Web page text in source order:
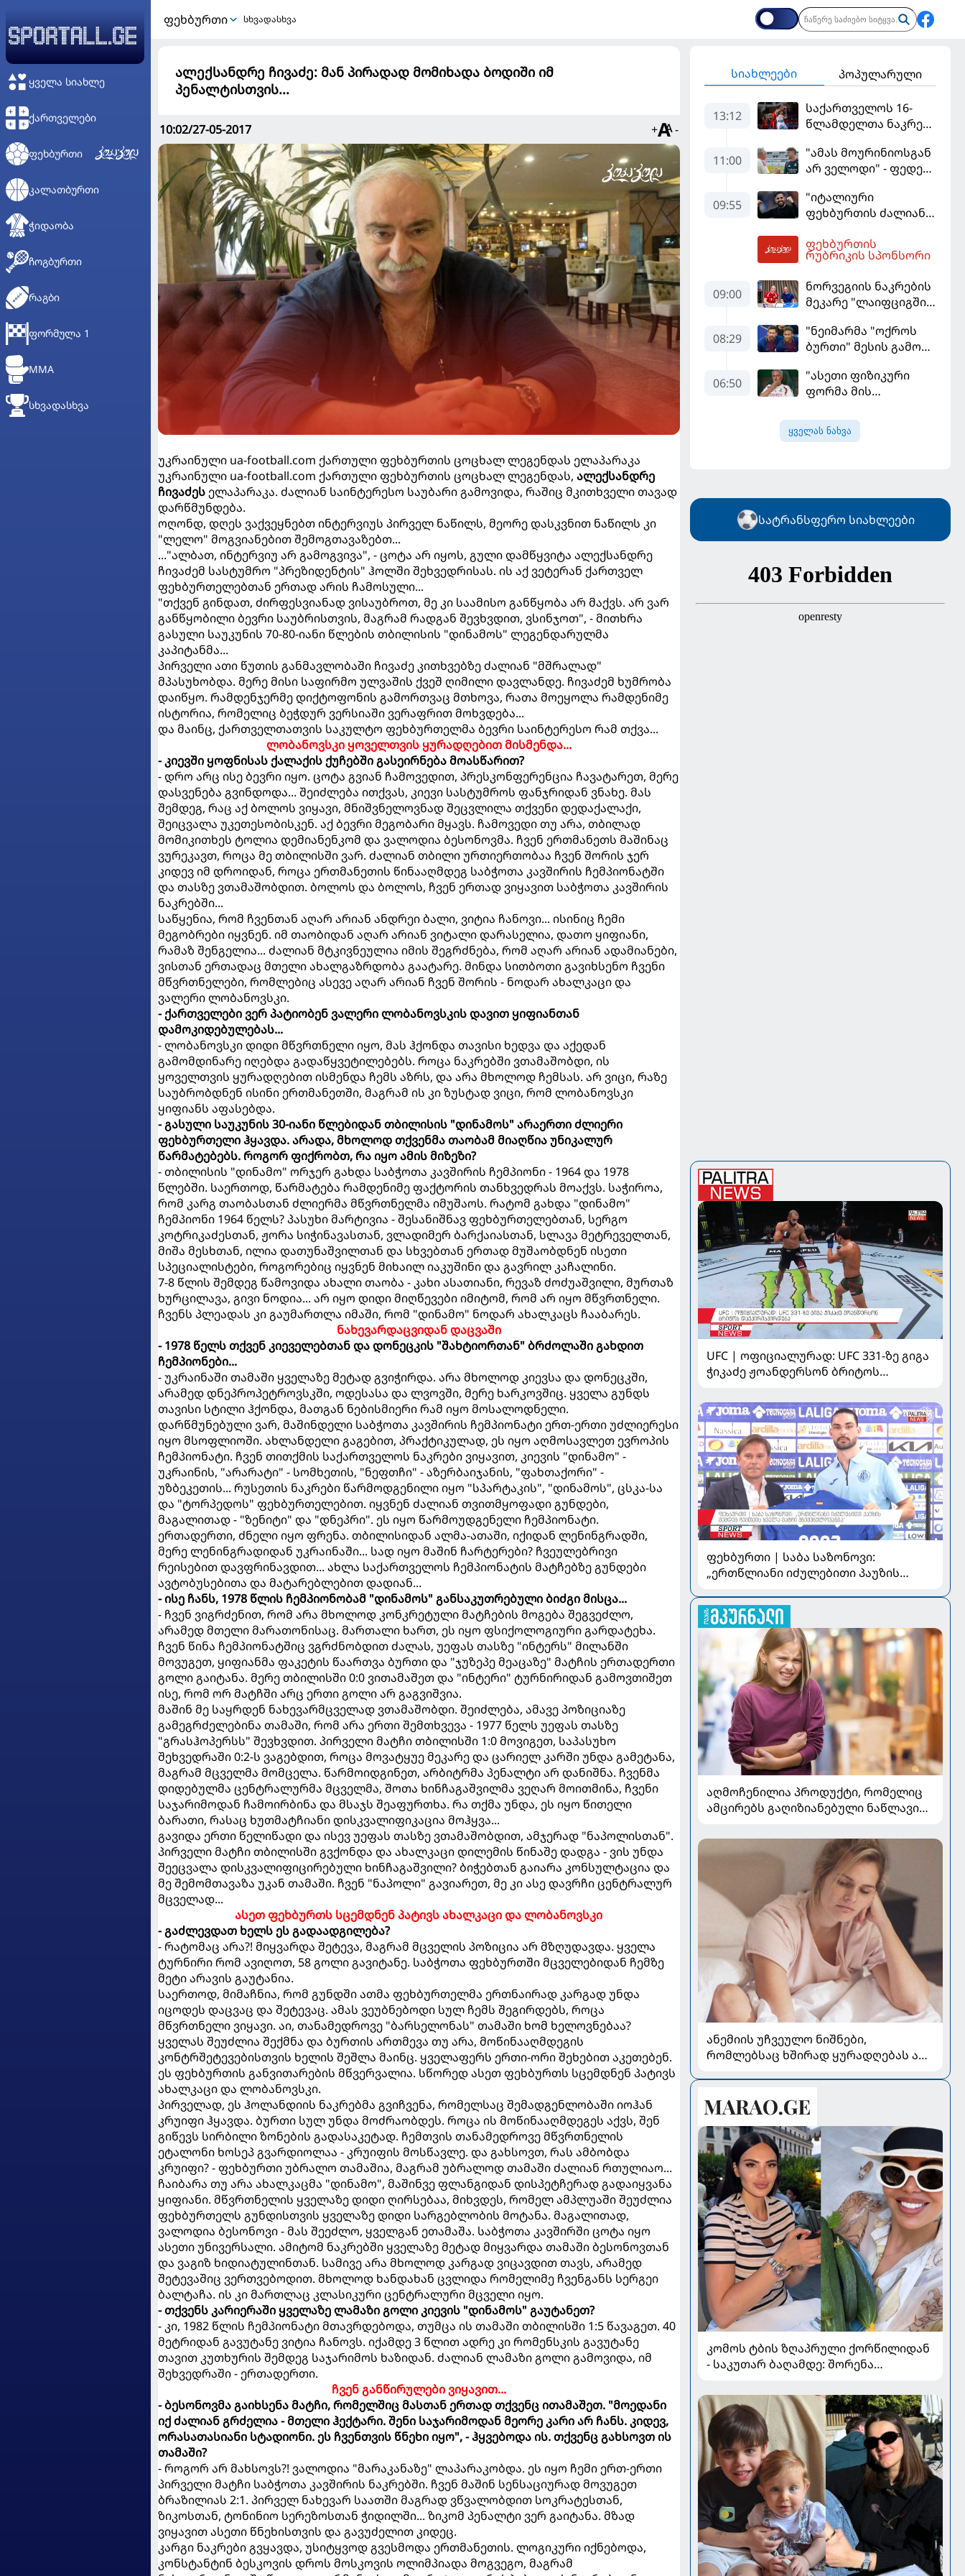
ᲧᲕᲔᲚᲐ ᲡᲘᲐᲮᲚᲔ
ᲥᲐᲠᲗᲕᲔᲚᲔᲑᲘ
ᲤᲔᲮᲑᲣᲠᲗᲘ
ᲙᲐᲚᲐᲗᲑᲣᲠᲗᲘ
ᲭᲘᲓᲐᲝᲑᲐ
ᲩᲝᲒᲑᲣᲠᲗᲘ
ᲠᲐᲒᲑᲘ
ᲤᲝᲠᲛᲣᲚᲐ 1
MMA
ᲡᲮᲕᲐᲓᲐᲡᲮᲕᲐ
ᲤᲔᲮᲑᲣᲠᲗᲘ სხვადასხვა
ალექსანდრე ჩივაძე: მან პირადად მომიხადა ბოდიში იმ
პენალტისთვის...
10:02/27-05-2017 + -
უკრაინული ua-football.com ქართული ფეხბურთის ცოცხალ ლეგენდას ელაპარაკა
უკრაინული ua-football.com ქართული ფეხბურთის ცოცხალ ლეგენდას, ალექსანდრე
ჩივაძესელაპარაკა. ძალიან საინტერესო საუბარი გამოვიდა, რაშიც მკითხველი თავად
დარწმუნდება.
ოღონდ, დღეს ვაქვეყნებთ ინტერვიუს პირველ ნაწილს, მეორე დასკვნით ნაწილს კი
"ლელო" მოგვიანებით შემოგთავაზებთ...
..."ალბათ, ინტერვიუ არ გამოგვივა", - ცოტა არ იყოს, გული დამწყვიტა ალექსანდრე
ჩივაძემ სასტუმრო "პრეზიდენტის" ჰოლში შეხვედრისას. ის აქ ვეტერან ქართველ
ფეხბურთელებთან ერთად არის ჩამოსული...
"თქვენ გინდათ, ძირფესვიანად ვისაუბროთ, მე კი საამისო განწყობა არ მაქვს. არ ვარ
განწყობილი ბევრი საუბრისთვის, მაგრამ რადგან შევხვდით, ვსინჯოთ", - მითხრა
გასული საუკუნის 70-80-იანი წლების თბილისის "დინამოს" ლეგენდარულმა
კაპიტანმა...
პირველი ათი წუთის განმავლობაში ჩივაძე კითხვებზე ძალიან "მშრალად"
მპასუხობდა. მერე მისი საფირმო ულვაშის ქვეშ ღიმილი დავლანდე. ჩივაძემ ხუმრობა
დაიწყო. რამდენჯერმე დიქტოფონის გამორთვაც მთხოვა, რათა მოეყოლა რამდენიმე
ისტორია, რომელიც ბეჭდურ ვერსიაში ვერაფრით მოხვდება...
და მაინც, ქართველთათვის საკულტო ფეხბურთელმა ბევრი საინტერესო რამ თქვა...
ლობანოვსკი ყოველთვის ყურადღებით მისმენდა...
- კიევში ყოფნისას ქალაქის ქუჩებში გასეირნება მოასწარით?
- დრო არც ისე ბევრი იყო. ცოტა გვიან ჩამოვედით, პრესკონფერენცია ჩავატარეთ, მერე
დასვენება გვინდოდა... შეიძლება ითქვას, კიევი სასტუმროს ფანჯრიდან ვნახე. მას
შემდეგ, რაც აქ ბოლოს ვიყავი, მნიშვნელოვნად შეცვლილა თქვენი დედაქალაქი,
შეიცვალა უკეთესობისკენ. აქ ბევრი მეგობარი მყავს. ჩამოვედი თუ არა, თბილად
მომიკითხეს ტოლია დემიანენკომ და ვალოდია ბესონოვმა. ჩვენ ერთმანეთს მაშინაც
ვურეკავთ, როცა მე თბილისში ვარ. ძალიან თბილი ურთიერთობაა ჩვენ შორის ჯერ
კიდევ იმ დროიდან, როცა ერთმანეთის წინააღმდეგ საბჭოთა კავშირის ჩემპიონატში
და თასზე ვთამაშობდით. ბოლოს და ბოლოს, ჩვენ ერთად ვიყავით საბჭოთა კავშირის
ნაკრებში...
საწყენია, რომ ჩვენთან აღარ არიან ანდრეი ბალი, ვიტია ჩანოვი... ისინიც ჩემი
მეგობრები იყვნენ. იმ თაობიდან აღარ არიან ვიტალი დარასელია, დათო ყიფიანი,
რამაზ შენგელია... ძალიან მტკივნეულია იმის შეგრძნება, რომ აღარ არიან ადამიანები,
ვისთან ერთადაც მთელი ახალგაზრდობა გაატარე. მინდა სითბოთი გავიხსენო ჩვენი
მწვრთნელები, რომლებიც ასევე აღარ არიან ჩვენ შორის - ნოდარ ახალკაცი და
ვალერი ლობანოვსკი.
- ქართველები ვერ პატიობენ ვალერი ლობანოვსკის დავით ყიფიანთან
დამოკიდებულებას...
- ლობანოვსკი დიდი მწვრთნელი იყო, მას ჰქონდა თავისი ხედვა და აქედან
გამომდინარე იღებდა გადაწყვეტილებებს. როცა ნაკრებში ვთამაშობდი, ის
ყოველთვის ყურადღებით ისმენდა ჩემს აზრს, და არა მხოლოდ ჩემსას. არ ვიცი, რაზე
საუბრობდნენ ისინი ერთმანეთში, მაგრამ ის კი ზუსტად ვიცი, რომ ლობანოვსკი
ყიფიანს აფასებდა.
- გასული საუკუნის 30-იანი წლებიდან თბილისის "დინამოს" არაერთი ძლიერი
ფეხბურთელი ჰყავდა. არადა, მხოლოდ თქვენმა თაობამ მიაღწია უნიკალურ
წარმატებებს. როგორ ფიქრობთ, რა იყო ამის მიზეზი?
- თბილისის "დინამო" ორჯერ გახდა საბჭოთა კავშირის ჩემპიონი - 1964 და 1978
წლებში. საერთოდ, წარმატება რამდენიმე ფაქტორის თანხვედრას მოაქვს. საჭიროა,
რომ კარგ თაობასთან ძლიერმა მწვრთნელმა იმუშაოს. რატომ გახდა "დინამო"
ჩემპიონი 1964 წელს? პასუხი მარტივია - შესანიშნავ ფეხბურთელებთან, სერგო
კოტრიკაძესთან, ჟორა სიჭინავასთან, ვლადიმერ ბარქაიასთან, სლავა მეტრეველთან,
მიშა მესხთან, ილია დათუნაშვილთან და სხვებთან ერთად მუშაობდნენ ისეთი
სპეციალისტები, როგორებიც იყვნენ მიხაილ იაკუშინი და გავრილ კაჩალინი.
7-8 წლის შემდეგ წამოვიდა ახალი თაობა - კახი ასათიანი, რევაზ ძოძუაშვილი, მურთაზ
ხურცილავა, გივი ნოდია... არ იყო დიდი მიღწევები იმიტომ, რომ არ იყო მწვრთნელი.
ჩვენს პლეადას კი გაუმართლა იმაში, რომ "დინამო" ნოდარ ახალკაცს ჩააბარეს.
ნახევარდაცვიდან დაცვაში
- 1978 წელს თქვენ კიეველებთან და დონეცკის "შახტიორთან" ბრძოლაში გახდით
ჩემპიონები...
- უკრაინაში თამაში ყველაზე მეტად გვიჭირდა. არა მხოლოდ კიევსა და დონეცკში,
არამედ დნეპროპეტროვსკში, ოდესასა და ლვოვში, მერე ხარკოვშიც. ყველა გუნდს
თავისი სტილი ჰქონდა, მათგან ნებისმიერი რამ იყო მოსალოდნელი.
დარწმუნებული ვარ, მაშინდელი საბჭოთა კავშირის ჩემპიონატი ერთ-ერთი უძლიერესი
იყო მსოფლიოში. ახლანდელი გაგებით, პრაქტიკულად, ეს იყო აღმოსავლეთ ევროპის
ჩემპიონატი. ჩვენ თითქმის საქართველოს ნაკრები ვიყავით, კიევის "დინამო" -
უკრაინის, "არარატი" - სომხეთის, "ნეფთჩი" - აზერბაიჯანის, "ფახთაქორი" -
უზბეკეთის... რუსეთის ნაკრები წარმოდგენილი იყო "სპარტაკის", "დინამოს", ცსკა-სა
და "ტორპედოს" ფეხბურთელებით. იყვნენ ძალიან თვითმყოფადი გუნდები,
მაგალითად - "ზენიტი" და "დნეპრი". ეს იყო წარმოუდგენელი ჩემპიონატი.
ერთადერთი, ძნელი იყო ფრენა. თბილისიდან ალმა-ათაში, იქიდან ლენინგრადში,
მერე ლენინგრადიდან უკრაინაში... სად იყო მაშინ ჩარტერები? ჩვეულებრივი
რეისებით დავფრინავდით... ახლა საქართველოს ჩემპიონატის მატჩებზე გუნდები
ავტობუსებითა და მატარებლებით დადიან...
- ისე ჩანს, 1978 წლის ჩემპიონობამ "დინამოს" განსაკუთრებული ბიძგი მისცა...
- ჩვენ ვიგრძენით, რომ არა მხოლოდ კონკრეტული მატჩების მოგება შეგვეძლო,
არამედ მთელი მარათონისაც. მართალი ხართ, ეს იყო ფსიქოლოგიური გარდატეხა.
ჩვენ წინა ჩემპიონატშიც ვგრძნობდით ძალას, უეფას თასზე "ინტერს" მილანში
მოვუგეთ, ყიფიანმა ფაკეტის წაართვა ბურთი და "ჯუზეპე მეაცაზე" მატჩის ერთადერთი
გოლი გაიტანა. მერე თბილისში 0:0 ვითამაშეთ და "ინტერი" ტურნირიდან გამოვთიშეთ
ისე, რომ ორ მატჩში არც ერთი გოლი არ გაგვიშვია.
მაშინ მე საყრდენ ნახევარმცველად ვთამაშობდი. შეიძლება, ამავე პოზიციაზე
გამეგრძელებინა თამაში, რომ არა ერთი შემთხვევა - 1977 წელს უეფას თასზე
"გრასჰოპერსს" შევხვდით. პირველი მატჩი თბილისში 1:0 მოვიგეთ, საპასუხო
შეხვედრაში 0:2-ს ვაგებდით, როცა მოვატყუე მეკარე და ცარიელ კარში უნდა გამეტანა,
მაგრამ მცველმა მომცელა. წარმოიდგინეთ, არბიტრმა პენალტი არ დანიშნა. ჩვენმა
დიდებულმა ცენტრალურმა მცველმა, შოთა ხინჩაგაშვილმა ვეღარ მოითმინა, ჩვენი
საჯარიმოდან ჩამოირბინა და მსაჯს შეაფურთხა. რა თქმა უნდა, ეს იყო წითელი
ბარათი, რასაც ხუთმატჩიანი დისკვალიფიკაცია მოჰყვა...
გავიდა ერთი წელიწადი და ისევ უეფას თასზე ვთამაშობდით, ამჯერად "ნაპოლისთან".
პირველი მატჩი თბილისში გვქონდა და ახალკაცი დილემის წინაშე დადგა - ვის უნდა
შეეცვალა დისკვალიფიცირებული ხინჩაგაშვილი? ბიჭებთან გაიარა კონსულტაცია და
მე შემომთავაზა უკან თამაში. ჩვენ "ნაპოლი" გავიარეთ, მე კი ასე დავრჩი ცენტრალურ
მცველად...
ასეთ ფეხბურთს სცემდნენ პატივს ახალკაცი და ლობანოვსკი
- გაძლევდათ ხელს ეს გადაადგილება?
- რატომაც არა?! მიყვარდა შეტევა, მაგრამ მცველის პოზიცია არ მზღუდავდა. ყველა
ტურნირი რომ ავიღოთ, 58 გოლი გავიტანე. საბჭოთა ფეხბურთში მცველებიდან ჩემზე
მეტი არავის გაუტანია.
საერთოდ, მიმაჩნია, რომ გუნდში ათმა ფეხბურთელმა ერთნაირად კარგად უნდა
იცოდეს დაცვაც და შეტევაც. ამას ვეუბნებოდი სულ ჩემს შეგირდებს, როცა
მწვრთნელი ვიყავი. აი, თანამედროვე "ბარსელონას" თამაში ხომ ხელოვნებაა?
ყველას შეუძლია შექმნა და ბურთის ართმევა თუ არა, მოწინააღმდეგის
კონტრშეტევებისთვის ხელის შეშლა მაინც. ყველაფერს ერთი-ორი შეხებით აკეთებენ.
ეს ფეხბურთის განვითარების მწვერვალია. სწორედ ასეთ ფეხბურთს სცემდნენ პატივს
ახალკაცი და ლობანოვსკი.
პირველად, ეს ჰოლანდიის ნაკრებმა გვიჩვენა, რომელსაც შემადგენლობაში იოჰან
კრუიფი ჰყავდა. ბურთი სულ უნდა მოძრაობდეს. როცა ის მოწინააღმდეგეს აქვს, შენ
გიწევს სირბილი ზონების გადასაკეტად. ჩემთვის თანამედროვე მწვრთნელის
ეტალონი ხოსეპ გვარდიოლაა - კრუიფის მოსწავლე. და გახსოვთ, რას ამბობდა
კრუიფი? - ფეხბურთი უბრალო თამაშია, მაგრამ უბრალოდ თამაში ძალიან რთულიაო...
ჩაიბარა თუ არა ახალკაცმა "დინამო", მაშინვე ფლანგიდან დისპეტჩერად გადაიყვანა
ყიფიანი. მწვრთნელის ყველაზე დიდი ღირსებაა, მიხვდეს, რომელ ამპლუაში შეუძლია
ფეხბურთელს გუნდისთვის ყველაზე დიდი სარგებლობის მოტანა. მაგალითად,
ვალოდია ბესონოვი - მას შეეძლო, ყველგან ეთამაშა. საბჭოთა კავშირში ცოტა იყო
ასეთი უნივერსალი. ამიტომ ნაკრებში ყველაზე მეტად მიყვარდა თამაში ბესონოვთან
და ვაგიზ ხიდიატულინთან. სამივე არა მხოლოდ კარგად ვიცავდით თავს, არამედ
შეტევაშიც ვერთვებოდით. მხოლოდ ხანდახან ცვლიდა რომელიმე ჩვენგანს სერგეი
ბალტაჩა. ის კი მართლაც კლასიკური ცენტრალური მცველი იყო.
- თქვენს კარიერაში ყველაზე ლამაზი გოლი კიევის "დინამოს" გაუტანეთ?
- კი, 1982 წლის ჩემპიონატი მთავრდებოდა, თუმცა ის თამაში თბილისში 1:5 წავაგეთ. 40
მეტრიდან გავუტანე ვიტია ჩანოვს. იქამდე 3 წლით ადრე კი რომენსკის გავუტანე
თავით კუთხურის შემდეგ საჯარიმოს ხაზიდან. ძალიან ლამაზი გოლი გამოვიდა, იმ
შეხვედრაში - ერთადერთი.
ჩვენ განწირულები ვიყავით...
- ბესონოვმა გაიხსენა მატჩი, რომელშიც მასთან ერთად თქვენც ითამაშეთ. "მოედანი
იქ ძალიან გრძელია - მთელი ჰექტარი. შენი საჯარიმოდან მეორე კარი არ ჩანს. კიდევ,
ორასათასიანი სტადიონი. ეს ჩვენთვის წნეხი იყო", - ჰყვებოდა ის. თქვენც გახსოვთ ის
თამაში?
- როგორ არ მახსოვს?! ვალოდია "მარაკანაზე" ლაპარაკობდა. ეს იყო ჩემი ერთ-ერთი
პირველი მატჩი საბჭოთა კავშირის ნაკრებში. ჩვენ მაშინ სენსაციურად მოვუგეთ
ბრაზილიას 2:1. პირველ ნახევარ საათში მაგრად ვწვალობდით სოკრატესთან,
ზიკოსთან, ტონინიო სერეზოსთან ჭიდილში... ზიკომ პენალტი ვერ გაიტანა. მზად
ვიყავით ასეთი წნეხისთვის და გავუძელით კიდეც.
კარგი ნაკრები გვყავდა, უსიტყვოდ გვესმოდა ერთმანეთის. ლოგიკური იქნებოდა,
კონსტანტინ ბესკოვის დროს მოსკოვის ოლიმპიადა მოგვეგო, მაგრამ
სიახლეები პოპულარული
13:12
საქართველოს 16-
წლამდელთა ნაკრები
ესპანეთთან
დამარცხდა
11:00
"ამას მოურინიოსგან
არ ველოდი" - ფედე
09:55
"იტალიური
ფეხბურთის ძალიან
ფაბრეგასი
ფეხბურთის
რუბრიკის სპონსორი
09:00
ნორვეგიის ნაკრების
მეკარე "ლაიფციგში"
08:29
"ნეიმარმა "ოქროს
ბურთი" მესის გამო
ბრაზილიელის
ყოფილი აგენტი
06:50
"ასეთი ფიზიკური
ფორმა მის
შეეფერება" -
მოურინიომ "რეალის"
ყველას ნახვა
სატრანსფერო სიახლეები
UFC | ოფიციალურად: UFC 331-ზე გიგა
ჭიკაძე ჟოანდერსონ ბრიტოს
ფეხბურთი | საბა საზონოვი:
„ერთწლიანი იძულებითი პაუზის
მნიშვნელოვანია“
აღმოჩენილია პროდუქტი, რომელიც
ამცირებს გაღიზიანებული ნაწლავის
ანემიის უჩვეულო ნიშნები,
რომლებსაც ხშირად ყურადღებას არ
კომოს ტბის ზღაპრული ქორწილიდან
- საკუთარ ბაღამდე: შორენა